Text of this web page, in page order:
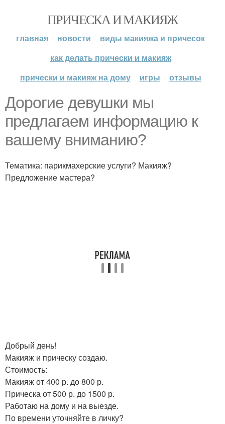
ПРИЧЕСКА И МАКИЯЖ
главная новости
виды макияжа и причесок
как делать прически и макияж
прически и макияж на дому
игры отзывы
Дорогие девушки мы
предлагаем информацию к
вашему вниманию?
Тематика: парикмахерские услуги? Макияж?
Предложение мастера?
Добрый день!
Макияж и прическу создаю.
Стоимость:
Макияж от 400 р. до 800 р.
Прическа от 500 р. до 1500 р.
Работаю на дому и на выезде.
По времени уточняйте в личку?